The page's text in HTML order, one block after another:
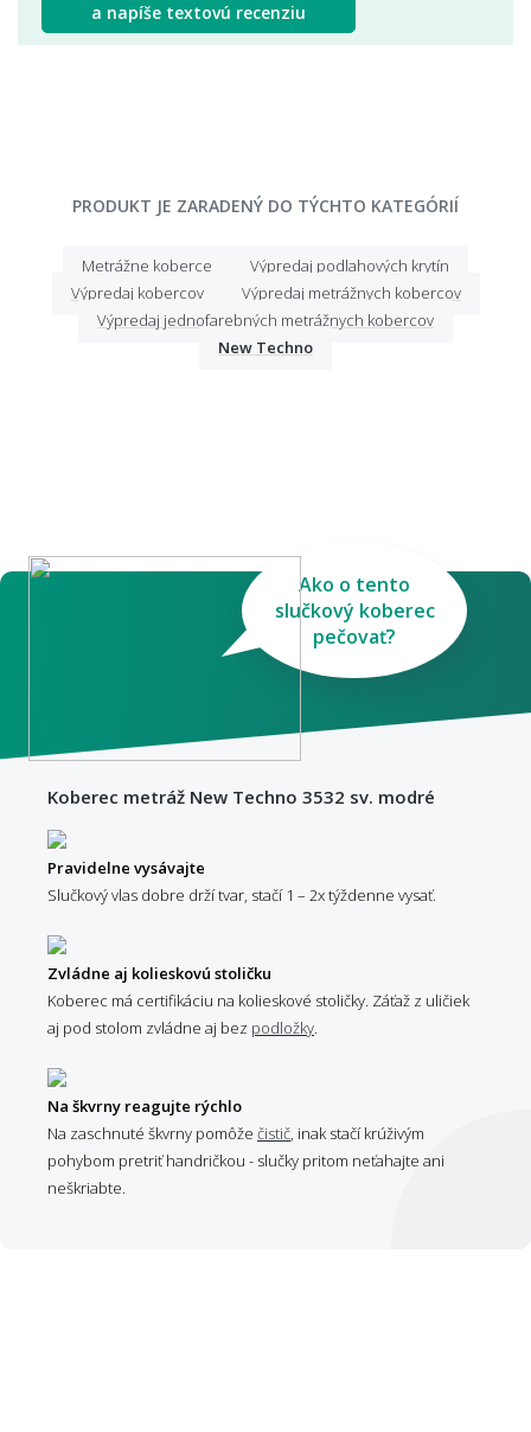
a napíše textovú recenziu
PRODUKT JE ZARADENÝ DO TÝCHTO KATEGÓRIÍ
Metrážne koberce
Výpredaj podlahových krytín
Výpredaj kobercov
Výpredaj metrážnych kobercov
Výpredaj jednofarebných metrážnych kobercov
New Techno
Ako o tento
slučkový koberec
pečovať?
Koberec metráž New Techno 3532 sv. modré
Pravidelne vysávajte
Slučkový vlas dobre drží tvar, stačí 1 – 2x týždenne vysať.
Zvládne aj kolieskovú stoličku
Koberec má certifikáciu na kolieskové stoličky. Záťaž z uličiek
aj pod stolom zvládne aj bez podložky.
Na škvrny reagujte rýchlo
Na zaschnuté škvrny pomôže čistič, inak stačí krúživým
pohybom pretriť handričkou - slučky pritom neťahajte ani
neškriabte.